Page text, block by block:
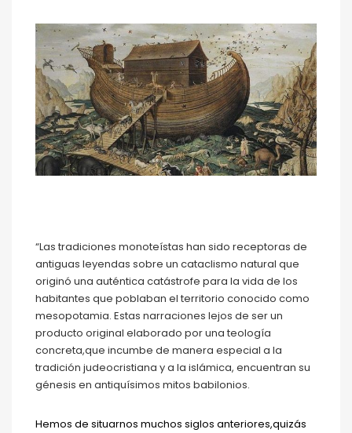
“Las tradiciones monoteístas han sido receptoras de
antiguas leyendas sobre un cataclismo natural que
originó una auténtica catástrofe para la vida de los
habitantes que poblaban el territorio conocido como
mesopotamia. Estas narraciones lejos de ser un
producto original elaborado por una teología
concreta,que incumbe de manera especial a la
tradición judeocristiana y a la islámica, encuentran su
génesis en antiquísimos mitos babilonios.
Hemos de situarnos muchos siglos anteriores,quizás